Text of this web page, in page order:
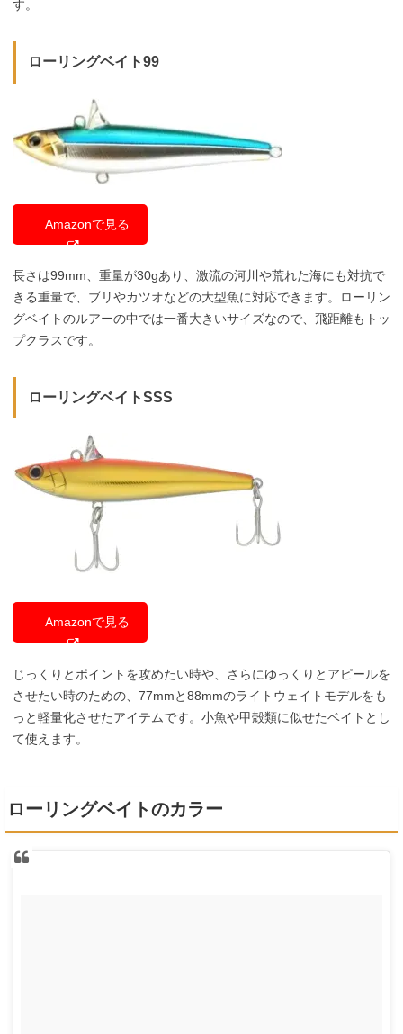
す。
ローリングベイト99
Amazonで見る
長さは99mm、重量が30gあり、激流の河川や荒れた海にも対抗で
きる重量で、ブリやカツオなどの大型魚に対応できます。ローリン
グベイトのルアーの中では一番大きいサイズなので、飛距離もトッ
プクラスです。
ローリングベイトSSS
Amazonで見る
じっくりとポイントを攻めたい時や、さらにゆっくりとアピールを
させたい時のための、77mmと88mmのライトウェイトモデルをも
っと軽量化させたアイテムです。小魚や甲殻類に似せたベイトとし
て使えます。
ローリングベイトのカラー